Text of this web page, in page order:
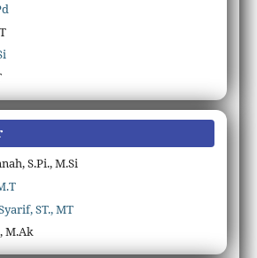
S.Pi., M.Si
ST., MT
M.Ak